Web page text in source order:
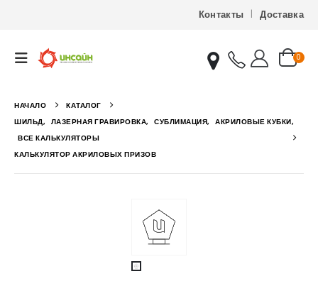
Контакты Доставка
0
НАЧАЛО
КАТАЛОГ
ШИЛЬД, ЛАЗЕРНАЯ ГРАВИРОВКА, СУБЛИМАЦИЯ, АКРИЛОВЫЕ КУБКИ,
ВСЕ КАЛЬКУЛЯТОРЫ
КАЛЬКУЛЯТОР АКРИЛОВЫХ ПРИЗОВ